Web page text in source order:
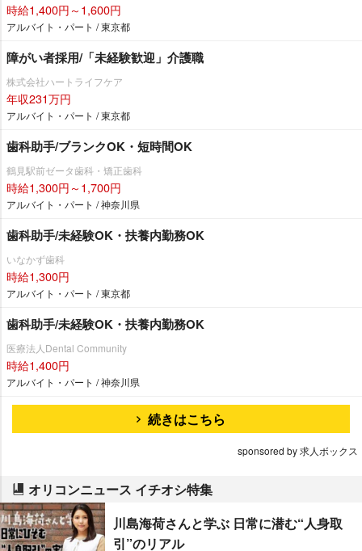
時給1,400円～1,600円
アルバイト・パート / 東京都
障がい者採用/「未経験歓迎」介護職
株式会社ハートライフケア
年収231万円
アルバイト・パート / 東京都
歯科助手/ブランクOK・短時間OK
鶴見駅前ゼータ歯科・矯正歯科
時給1,300円～1,700円
アルバイト・パート / 神奈川県
歯科助手/未経験OK・扶養内勤務OK
いなかず歯科
時給1,300円
アルバイト・パート / 東京都
歯科助手/未経験OK・扶養内勤務OK
医療法人Dental Community
時給1,400円
アルバイト・パート / 神奈川県
続きはこちら
sponsored by 求人ボックス
オリコンニュース イチオシ特集
川島海荷さんと学ぶ 日常に潜む“人身取
引”のリアル